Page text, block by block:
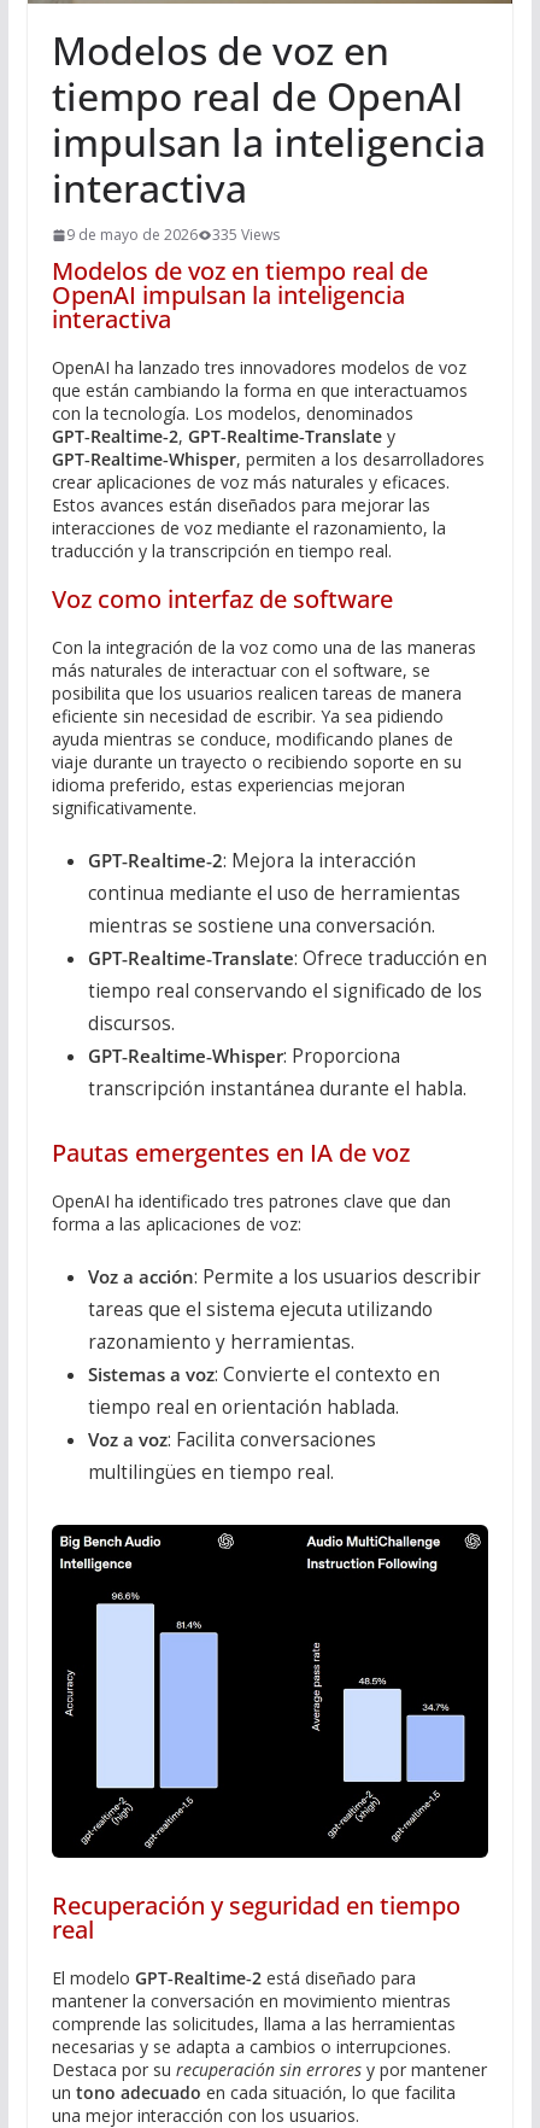
Modelos de voz en
tiempo real de OpenAI
impulsan la inteligencia
interactiva
9 de mayo de 2026 335 Views
Modelos de voz en tiempo real de
OpenAI impulsan la inteligencia
interactiva
OpenAI ha lanzado tres innovadores modelos de voz
que están cambiando la forma en que interactuamos
con la tecnología. Los modelos, denominados
GPT‑Realtime‑2, GPT‑Realtime‑Translatey
GPT‑Realtime‑Whisper, permiten a los desarrolladores
crear aplicaciones de voz más naturales y eficaces.
Estos avances están diseñados para mejorar las
interacciones de voz mediante el razonamiento, la
traducción y la transcripción en tiempo real.
Voz como interfaz de software
Con la integración de la voz como una de las maneras
más naturales de interactuar con el software, se
posibilita que los usuarios realicen tareas de manera
eficiente sin necesidad de escribir. Ya sea pidiendo
ayuda mientras se conduce, modificando planes de
viaje durante un trayecto o recibiendo soporte en su
idioma preferido, estas experiencias mejoran
significativamente.
GPT‑Realtime‑2: Mejora la interacción
continua mediante el uso de herramientas
mientras se sostiene una conversación.
GPT‑Realtime‑Translate: Ofrece traducción en
tiempo real conservando el significado de los
discursos.
GPT‑Realtime‑Whisper: Proporciona
transcripción instantánea durante el habla.
Pautas emergentes en IA de voz
OpenAI ha identificado tres patrones clave que dan
forma a las aplicaciones de voz:
Voz a acción: Permite a los usuarios describir
tareas que el sistema ejecuta utilizando
razonamiento y herramientas.
Sistemas a voz: Convierte el contexto en
tiempo real en orientación hablada.
Voz a voz: Facilita conversaciones
multilingües en tiempo real.
Recuperación y seguridad en tiempo
real
El modelo GPT‑Realtime‑2está diseñado para
mantener la conversación en movimiento mientras
comprende las solicitudes, llama a las herramientas
necesarias y se adapta a cambios o interrupciones.
Destaca por su recuperación sin erroresy por mantener
un tono adecuado en cada situación, lo que facilita
una mejor interacción con los usuarios.